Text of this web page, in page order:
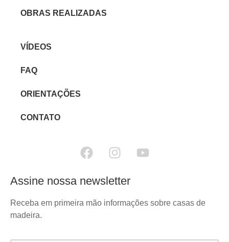
OBRAS REALIZADAS
VÍDEOS
FAQ
ORIENTAÇÕES
CONTATO
Assine nossa newsletter
Receba em primeira mão informações sobre casas de
madeira.